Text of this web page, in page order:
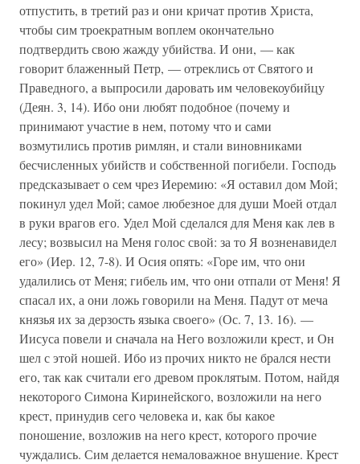
отпустить, в третий раз и они кричат против Христа,
чтобы сим троекратным воплем окончательно
подтвердить свою жажду убийства. И они, — как
говорит блаженный Петр, — отреклись от Святого и
Праведного, а выпросили даровать им человекоубийцу
(Деян. 3, 14). Ибо они любят подобное (почему и
принимают участие в нем, потому что и сами
возмутились против римлян, и стали виновниками
бесчисленных убийств и собственной погибели. Господь
предсказывает о сем чрез Иеремию: «Я оставил дом Мой;
покинул удел Мой; самое любезное для души Моей отдал
в руки врагов его. Удел Мой сделался для Меня как лев в
лесу; возвысил на Меня голос свой: за то Я возненавидел
его» (Иер. 12, 7-8). И Осия опять: «Горе им, что они
удалились от Меня; гибель им, что они отпали от Меня! Я
спасал их, а они ложь говорили на Меня. Падут от меча
князья их за дерзость языка своего» (Ос. 7, 13. 16). —
Иисуса повели и сначала на Него возложили крест, и Он
шел с этой ношей. Ибо из прочих никто не брался нести
его, так как считали его древом проклятым. Потом, найдя
некоторого Симона Киринейского, возложили на него
крест, принудив сего человека и, как бы какое
поношение, возложив на него крест, которого прочие
чуждались. Сим делается немаловажное внушение. Крест